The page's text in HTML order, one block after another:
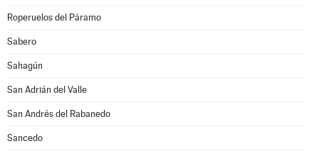
Roperuelos del Páramo
Sabero
Sahagún
San Adrián del Valle
San Andrés del Rabanedo
Sancedo